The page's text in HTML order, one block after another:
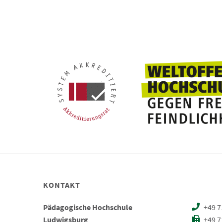
KONTAKT
Pädagogische Hochschule
Ludwigsburg
+49
+49